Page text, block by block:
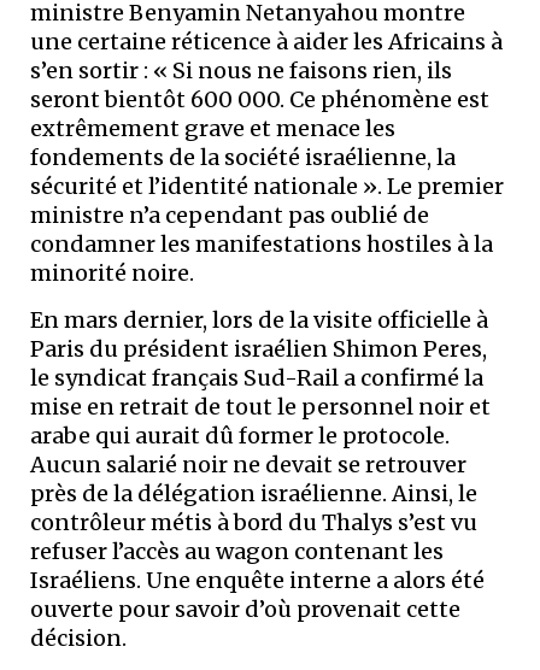
ministre Benyamin Netanyahou montre
une certaine réticence à aider les Africains à
s’en sortir : « Si nous ne faisons rien, ils
seront bientôt 600 000. Ce phénomène est
extrêmement grave et menace les
fondements de la société israélienne, la
sécurité et l’identité nationale ». Le premier
ministre n’a cependant pas oublié de
condamner les manifestations hostiles à la
minorité noire.
En mars dernier, lors de la visite officielle à
Paris du président israélien Shimon Peres,
le syndicat français Sud-Rail a confirmé la
mise en retrait de tout le personnel noir et
arabe qui aurait dû former le protocole.
Aucun salarié noir ne devait se retrouver
près de la délégation israélienne. Ainsi, le
contrôleur métis à bord du Thalys s’est vu
refuser l’accès au wagon contenant les
Israéliens. Une enquête interne a alors été
ouverte pour savoir d’où provenait cette
décision.